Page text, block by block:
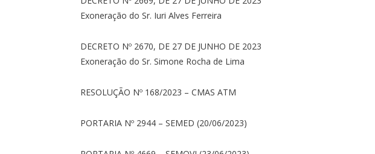
Exoneração do Sr. Iuri Alves Ferreira
DECRETO Nº 2670, DE 27 DE JUNHO DE 2023
Exoneração do Sr. Simone Rocha de Lima
RESOLUÇÃO Nº 168/2023 – CMAS ATM
PORTARIA Nº 2944 – SEMED (20/06/2023)